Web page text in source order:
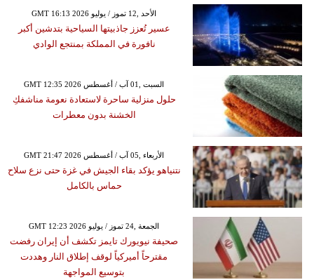
GMT 16:13 2026 الأحد ,12 تموز / يوليو
عسير تُعزز جاذبيتها السياحية بتدشين أكبر
نافورة في المملكة بمنتجع الوادي
GMT 12:35 2026 السبت ,01 آب / أغسطس
حلول منزلية ساحرة لاستعادة نعومة مناشفكِ
الخشنة بدون معطرات
GMT 21:47 2026 الأربعاء ,05 آب / أغسطس
نتنياهو يؤكد بقاء الجيش في غزة حتى نزع سلاح
حماس بالكامل
GMT 12:23 2026 الجمعة ,24 تموز / يوليو
صحيفة نيويورك تايمز تكشف أن إيران رفضت
مقترحاً أميركياً لوقف إطلاق النار وهددت
بتوسيع المواجهة